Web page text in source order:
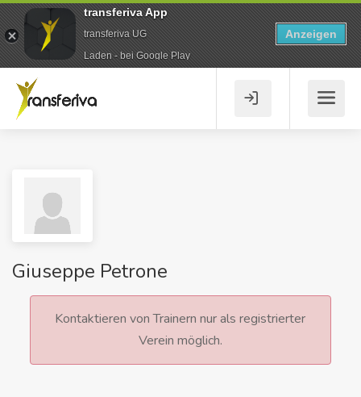
Giuseppe Petrone
Kontaktieren von Trainern nur als registrierter
Verein möglich.
transferiva App
transferiva UG
Laden - bei Google Play
Anzeigen